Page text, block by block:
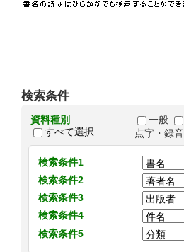
検索条件
資料種別
すべて選択
一般
点字・録
検索条件1
検索条件2
検索条件3
検索条件4
検索条件5